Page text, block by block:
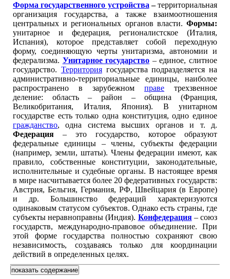
Форма государственного устройства –территориальная
организация государства, а также взаимоотношения
центральных и региональных органов власти. Формы:
унитарное и федерация, регионалистское (Италия,
Испания), которое представляет собой переходную
форму, соединяющую черты унитаризма, автономии и
федерализма. Унитарное государство – единое, слитное
государство. Территориягосударства подразделяется на
административно-территориальные единицы, наиболее
распространено в зарубежном праве трехзвенное
деление: область – район – община (Франция,
Великобритания, Италия, Япония). В унитарном
государстве есть только одна конституция, одно единое
гражданство, одна система высших органов и т. д.
Федерация – это государство, которое образуют
федеральные единицы – члены, субъекты федерации
(например, земли, штаты). Члены федерации имеют, как
правило, собственные конституции, законодательные,
исполнительные и судебные органы. В настоящее время
в мире насчитывается более 20 федеративных государств:
Австрия, Бельгия, Германия, РФ, Швейцария (в Европе)
и др. Большинство федераций характеризуются
одинаковым статусом субъектов. Однако есть страны, где
субъекты неравноправны (Индия). Конфедерация– союз
государств, международно-правовое объединение. При
этой форме государства полностью сохраняют свою
независимость, создаваясь только для координации
действий в определенных целях.
показать содержание